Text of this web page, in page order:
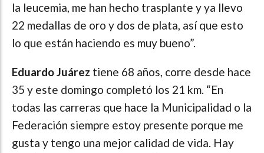
la leucemia, me han hecho trasplante y ya llevo
22 medallas de oro y dos de plata, así que esto
lo que están haciendo es muy bueno”.
Eduardo Juárez tiene 68 años, corre desde hace
35 y este domingo completó los 21 km. “En
todas las carreras que hace la Municipalidad o la
Federación siempre estoy presente porque me
gusta y tengo una mejor calidad de vida. Hay